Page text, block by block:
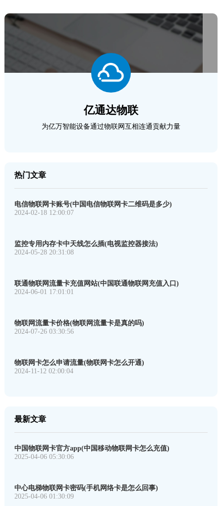
亿通达物联
为亿万智能设备通过物联网互相连通贡献力量
热门文章
电信物联网卡账号(中国电信物联网卡二维码是多少)
2024-02-18 12:00:07
监控专用内存卡中天线怎么插(电视监控器接法)
2024-05-28 20:31:08
联通物联网流量卡充值网站(中国联通物联网充值入口)
2024-06-01 17:01:01
物联网流量卡价格(物联网流量卡是真的吗)
2024-07-26 03:30:56
物联网卡怎么申请流量(物联网卡怎么开通)
2024-11-12 02:00:04
最新文章
中国物联网卡官方app(中国移动物联网卡怎么充值)
2025-04-06 05:30:06
中心电梯物联网卡密码(手机网络卡是怎么回事)
2025-04-06 01:30:09